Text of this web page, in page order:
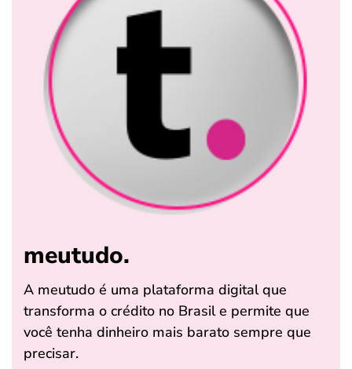
meutudo.
A meutudo é uma plataforma digital que
transforma o crédito no Brasil e permite que
você tenha dinheiro mais barato sempre que
precisar.